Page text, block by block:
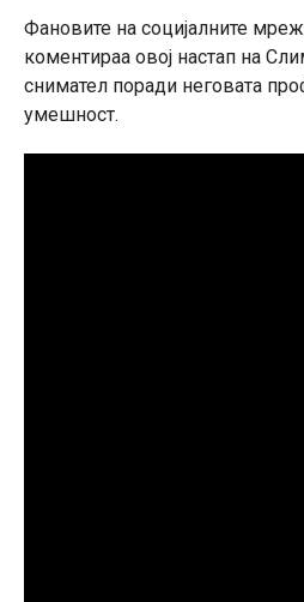
Фановите на социјалните
коментираа овој настап на
снимател поради неговата
умешност.